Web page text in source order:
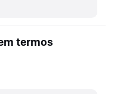
termos